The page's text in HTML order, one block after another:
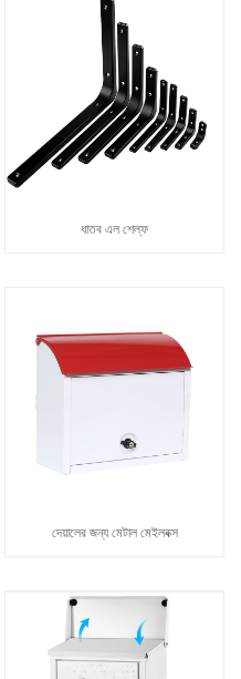
ধাতব এল শেল্ফ
দেয়ালের জন্য মেটাল মেইলবক্স